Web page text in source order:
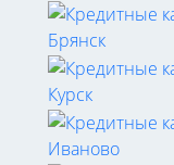
Брянск
Курск
Иваново